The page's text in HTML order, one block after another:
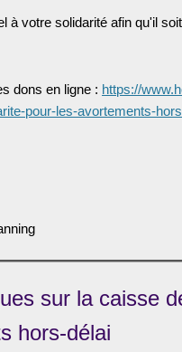
à votre solidarité afin qu'il
dons en ligne : https://
pour-les-avortements-
sur la caisse
hors-délai